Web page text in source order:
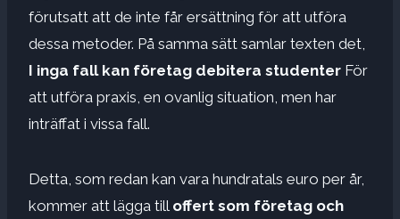
förutsatt att de inte får ersättning för att utföra
dessa metoder. På samma sätt samlar texten det,
I inga fall kan företag debitera studenter För
att utföra praxis, en ovanlig situation, men har
inträffat i vissa fall.
Detta, som redan kan vara hundratals euro per år,
kommer att lägga till offert som företag och